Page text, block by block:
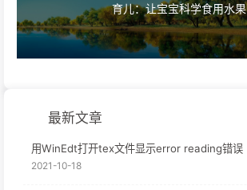
育儿：让宝宝科学食用水果
最新文章
用WinEdt打开tex文件显示error reading错误
2021-10-18